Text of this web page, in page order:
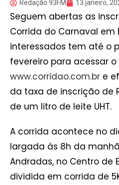
Redação 93FM 13 janeiro,
Seguem abertas as
Corrida do Carnaval em
interessados tem até o
fevereiro para acessar o
www.corridao.com.br e
da taxa de inscrição de
de um litro de leite UHT.
A corrida acontece no
largada às 8h da
Andradas, no Centro de
dividida em corrida de